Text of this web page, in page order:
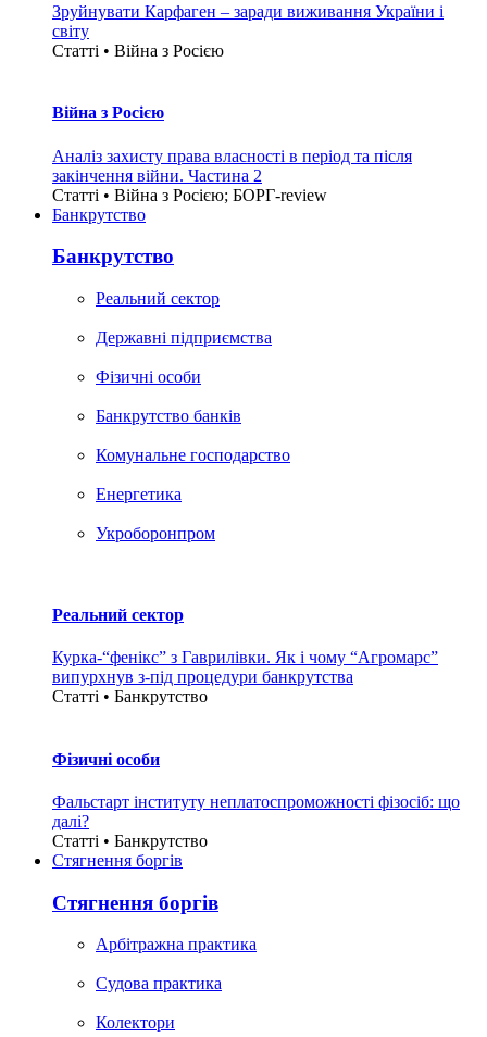
Зруйнувати Карфаген – заради виживання України і
світу
Статті • Війна з Росією
Війна з Росією
Аналіз захисту права власності в період та після
закінчення війни. Частина 2
Статті • Війна з Росією; БОРГ-review
Банкрутство
Банкрутство
Реальний сектор
Державні підприємства
Фізичні особи
Банкрутство банків
Комунальне господарство
Енергетика
Укроборонпром
Реальний сектор
Курка-“фенікс” з Гаврилівки. Як і чому “Агромарс”
випурхнув з-під процедури банкрутства
Статті • Банкрутство
Фізичні особи
Фальстарт інституту неплатоспроможності фізосіб: що
далі?
Статті • Банкрутство
Стягнення боргiв
Стягнення боргiв
Арбітражна практика
Судова практика
Колектори